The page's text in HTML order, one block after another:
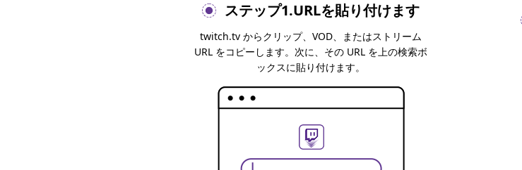
ステップ1.URLを貼り付けます
twitch.tv からクリップ、VOD、またはストリーム
URL をコピーします。次に、その URL を上の検索ボ
ックスに貼り付けます。